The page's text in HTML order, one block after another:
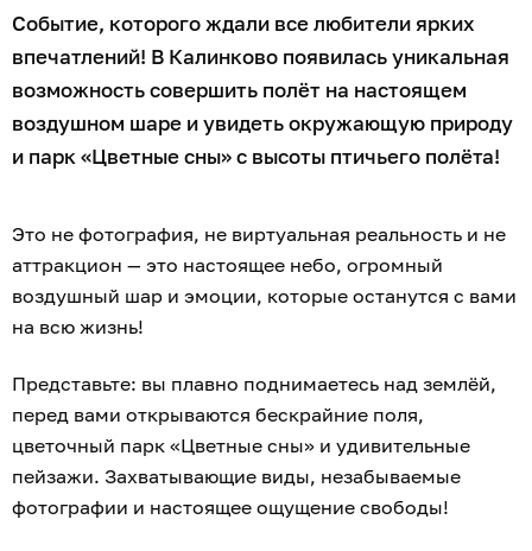
Событие, которого ждали все любители ярких
впечатлений! В Калинково появилась уникальная
возможность совершить полёт на настоящем
воздушном шаре и увидеть окружающую природу
и парк «Цветные сны» с высоты птичьего полёта!
Это не фотография, не виртуальная реальность и не
аттракцион — это настоящее небо, огромный
воздушный шар и эмоции, которые останутся с вами
на всю жизнь!
Представьте: вы плавно поднимаетесь над землёй,
перед вами открываются бескрайние поля,
цветочный парк «Цветные сны» и удивительные
пейзажи. Захватывающие виды, незабываемые
фотографии и настоящее ощущение свободы!